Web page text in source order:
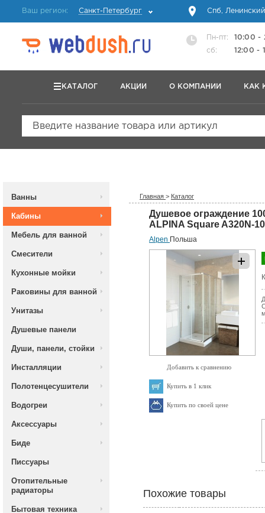
Ваш регион: Санкт-Петербург Спб,
Пн-пт:
10:00 -
сб:
12:00 -
КАТАЛОГ АКЦИИ О КОМПАНИИ КАК
Введите название товара или артикул
Ванны
Кабины
Мебель для ванной
Смесители
Кухонные мойки
Раковины для ванной
Унитазы
Душевые панели
Души, панели, стойки
Инсталляции
Полотенцесушители
Водогреи
Аксессуары
Биде
Писсуары
Отопительные
радиаторы
Бытовая техника
Главная > Каталог
Душевое ограждение
ALPINA Square A320N-
Alpen Польша
Добавить к сравнению
Купить в 1 клик
Купить по своей цене
Похожие товары